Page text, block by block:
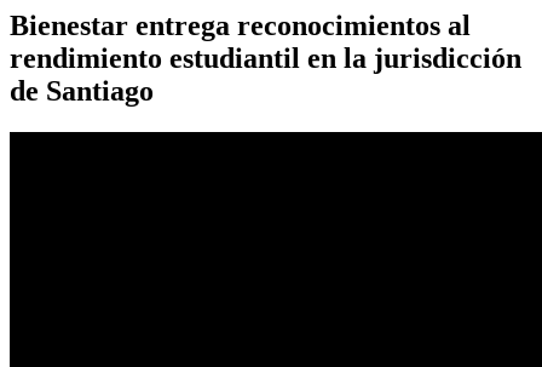
Bienestar entrega reconocimientos al
rendimiento estudiantil en la jurisdicción
de Santiago